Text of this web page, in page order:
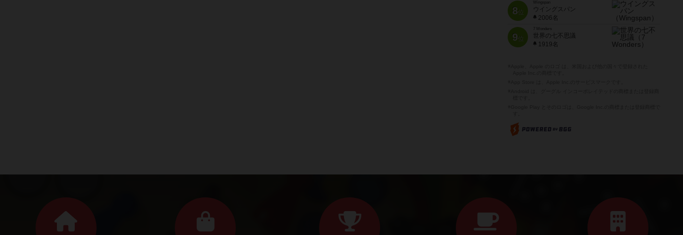
8位
Wingspan
ウイングスパン
2006名
9位
7 Wonders
世界の七不思議
1919名